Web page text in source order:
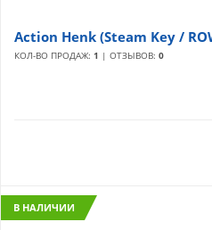
Action Henk (Steam Key /
КОЛ-ВО ПРОДАЖ: 1 | ОТЗЫВОВ: 0
В НАЛИЧИИ